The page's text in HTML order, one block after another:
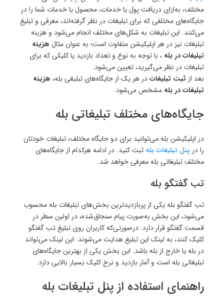
مختلف، به‌ازای دریافت پول یا خدمات، محصول یا خدمات شما را در
جایگاه‌های مختلفی که برای تبلیغات در نظر گرفته‌اند، معرفی و تبلیغ
می‌کنند. این تبلیغات به شکل‌های مختلف انجام می‌شود و هزینه
تبلیغات نیز در هر اپلیکیشن متفاوت است؛ به عنوان مثال هزینه
تبلیغات در بله ، با توجه به نوع و تعداد بازدید یا کلیکی که برای
تبلیغات در نظر می‌گیرید، تعیین می‌شود.
بعد از ثبت تبلیغاتدر هر یک از جایگاه‌های تبلیغی بله، هزینه
تبلیغات در بله مشخص می‌شود.
جایگاه‌های مختلف تبلیغاتی بله
در اپلیکیشن بله می‌توانید برای دو جایگاه مختلف، تبلیغات خودتان
را در پنل تبلیغات بله ثبت کنید. در ادامه هرکدام از جایگاه‌های
مختلف تبلیغاتی بله معرفی خواهد شد.
تب گفتگو بله
تب گفتگو بله یکی از پربازدیدترین بخش‌های تبلیغات بله محسوب
می‌شود، این بخش به‌صورت پیام سنجاق‌شده، در اولین سطر در
قسمت گفتگو قرار دارد. درصورتی‌که کاربران روی تبلیغ تب گفتگو
کلیک کنند، به لینک این تبلیغ هدایت می‌شوند. این لینک می‌تواند
در بله یا خارج از بله باشد. این بخش یکی از بهترین جایگاه‌های
تبلیغاتی بله است و آمار بازدید و نرخ کلیک بسیار بالایی دارد.
راهنمای استفاده از پنل تبلیغات بله